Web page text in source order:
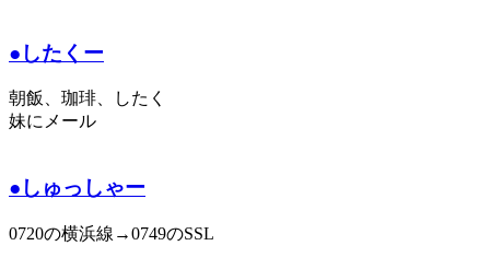
●したくー
朝飯、珈琲、したく
妹にメール
●しゅっしゃー
0720の横浜線→0749のSSL